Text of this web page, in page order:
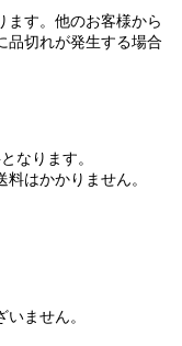
す。他のお客様から
品切れが発生する場合
なります。
はかかりません。
ません。